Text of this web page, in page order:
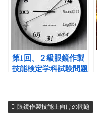
第1回、２級眼鏡作製
技能検定学科試験問題
眼鏡作製技能士向けの問題